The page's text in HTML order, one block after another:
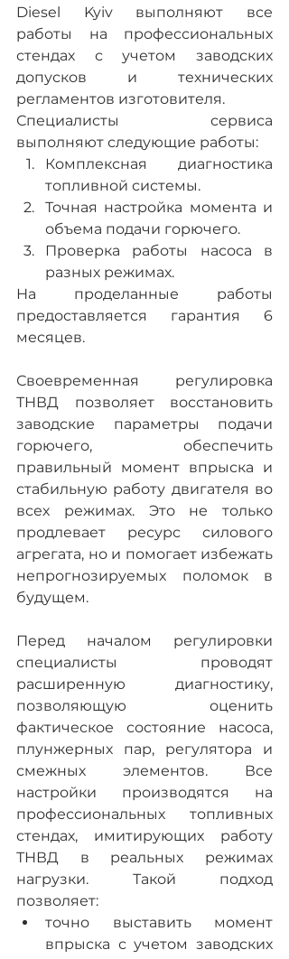
Diesel Kyiv выполняют все
работы на профессиональных
стендах с учетом заводских
допусков и технических
регламентов изготовителя.
Специалисты сервиса
выполняют следующие работы:
Комплексная диагностика
топливной системы.
Точная настройка момента и
объема подачи горючего.
Проверка работы насоса в
разных режимах.
На проделанные работы
предоставляется гарантия 6
месяцев.
Своевременная регулировка
ТНВД позволяет восстановить
заводские параметры подачи
горючего, обеспечить
правильный момент впрыска и
стабильную работу двигателя во
всех режимах. Это не только
продлевает ресурс силового
агрегата, но и помогает избежать
непрогнозируемых поломок в
будущем.
Перед началом регулировки
специалисты проводят
расширенную диагностику,
позволяющую оценить
фактическое состояние насоса,
плунжерных пар, регулятора и
смежных элементов. Все
настройки производятся на
профессиональных топливных
стендах, имитирующих работу
ТНВД в реальных режимах
нагрузки. Такой подход
позволяет:
точно выставить момент
впрыска с учетом заводских